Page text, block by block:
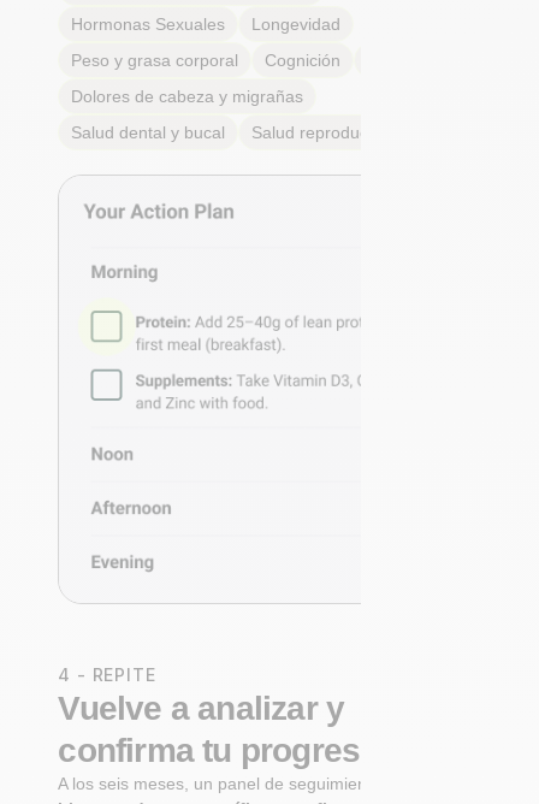
Hormonas Sexuales
Longevidad
Peso y grasa corporal
Cognición
Dolores de cabeza y migrañas
Salud dental y bucal
Salud reproductiva
4 - REPITE
Vuelve a analizar y
confirma tu progreso
A los seis meses, un panel de seguimiento de